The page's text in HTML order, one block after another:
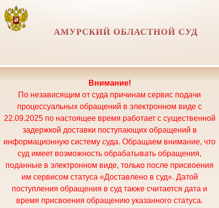
АМУРСКИЙ ОБЛАСТНОЙ СУД
Внимание!
По независящим от суда причинам сервис подачи
процессуальных обращений в электронном виде с
22.09.2025 по настоящее время работает с существенной
задержкой доставки поступающих обращений в
информационную систему суда. Обращаем внимание, что
суд имеет возможность обрабатывать обращения,
поданные в электронном виде, только после присвоения
им сервисом статуса «Доставлено в суд». Датой
поступления обращения в суд также считается дата и
время присвоения обращению указанного статуса.